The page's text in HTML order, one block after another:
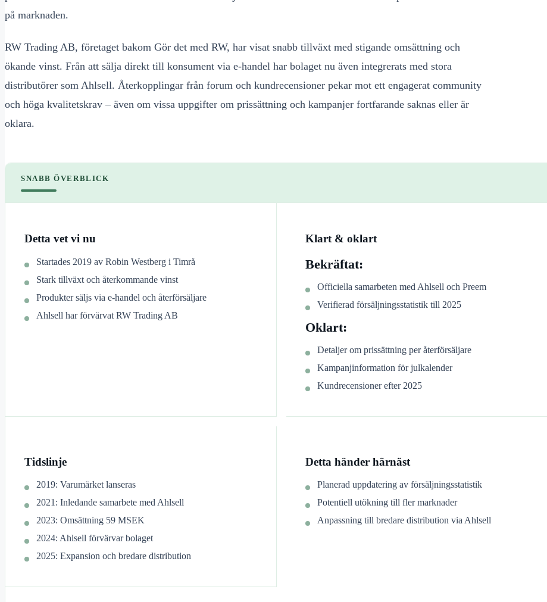
på marknaden.
RW Trading AB, företaget bakom Gör det med RW, har visat snabb tillväxt med stigande omsättning och
ökande vinst. Från att sälja direkt till konsument via e-handel har bolaget nu även integrerats med stora
distributörer som Ahlsell. Återkopplingar från forum och kundrecensioner pekar mot ett engagerat community
och höga kvalitetskrav – även om vissa uppgifter om prissättning och kampanjer fortfarande saknas eller är
oklara.
SNABB ÖVERBLICK
Detta vet vi nu
Startades 2019 av Robin Westberg i Timrå
Stark tillväxt och återkommande vinst
Produkter säljs via e-handel och återförsäljare
Ahlsell har förvärvat RW Trading AB
Klart & oklart
Bekräftat:
Officiella samarbeten med Ahlsell och Preem
Verifierad försäljningsstatistik till 2025
Oklart:
Detaljer om prissättning per återförsäljare
Kampanjinformation för julkalender
Kundrecensioner efter 2025
Tidslinje
2019: Varumärket lanseras
2021: Inledande samarbete med Ahlsell
2023: Omsättning 59 MSEK
2024: Ahlsell förvärvar bolaget
2025: Expansion och bredare distribution
Detta händer härnäst
Planerad uppdatering av försäljningsstatistik
Potentiell utökning till fler marknader
Anpassning till bredare distribution via Ahlsell